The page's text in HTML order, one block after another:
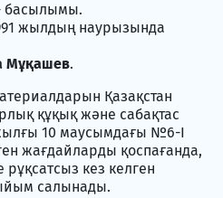
басылымы.
жылдың наурызында
Мұқашев.
Қазақстан
құқық және сабақтас
10 маусымдағы №6-I
жағдайларды қоспағанда,
кез келген
салынады.